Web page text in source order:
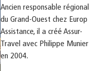
Ancien responsable régional
du Grand-Ouest chez Europ
Assistance, il a créé Assur-
Travel avec Philippe Munier
en 2004.